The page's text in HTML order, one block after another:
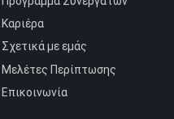
Καριέρα
Σχετικά με εμάς
Μελέτες Περίπτωσης
Επικοινωνία